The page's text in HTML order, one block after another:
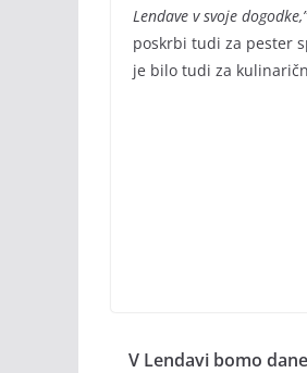
Lendave v svoje dogodke,”
poskrbi tudi za pester
je bilo tudi za
V Lendavi bomo